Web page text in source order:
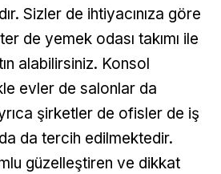
Sizler de ihtiyacınıza göre
de yemek odası takımı ile
alabilirsiniz. Konsol
evler de salonlar da
şirketler de ofisler de iş
da tercih edilmektedir.
güzelleştiren ve dikkat